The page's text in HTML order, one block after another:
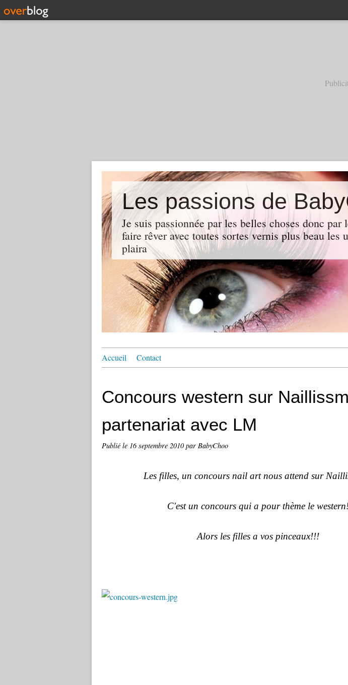
Les passions de
Je suis passionnée par les belles choses donc
faire rêver avec toutes sortes vernis plus beau les
plaira
Accueil Contact
Concours western sur
partenariat avec LM
Publié le 16 septembre 2010par BabyChoo
Les filles, un concours nail art nous attend sur
C'est un concours qui a pour thème le
Alors les filles a vos pinceaux!!!